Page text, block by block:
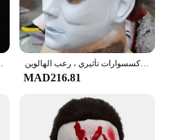
قناع وجه أبيض من اللاتكس لزي الهالوين ، قناع مايكل مايرز القاتل ، إكسسوارات تأثيري ، رعب الهالوين
MAD216.81